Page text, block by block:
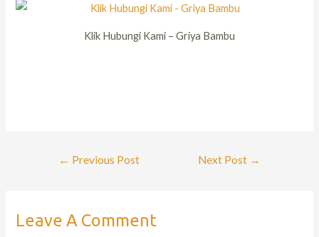
Klik Hubungi Kami – Griya Bambu
← Previous Post Next Post →
Leave A Comment